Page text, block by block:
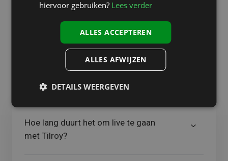
FAQ
Twijfels? Laat ons ze voor je
wegvagen.
Hoe lang duurt het om live te gaan
met Tilroy?
hiervoor gebruiken? Lees verder
ALLES ACCEPTEREN
ALLES AFWIJZEN
DETAILS WEERGEVEN